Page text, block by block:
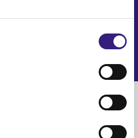
ja tapoja